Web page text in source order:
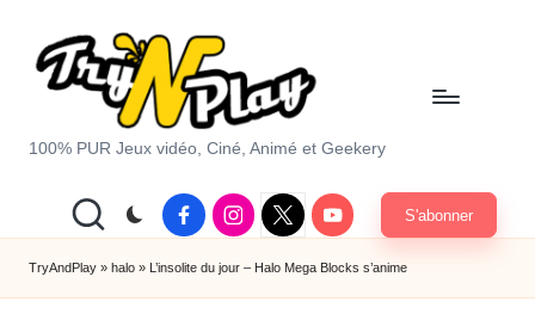
T
y
A
100% PUR Jeux vidéo, Ciné, Animé et Geekery
FacebookInstagram
X
|
Twitter
Youtube S'abonner
TryAndPlay » halo » L’insolite du jour – Halo Mega Blocks s’anime